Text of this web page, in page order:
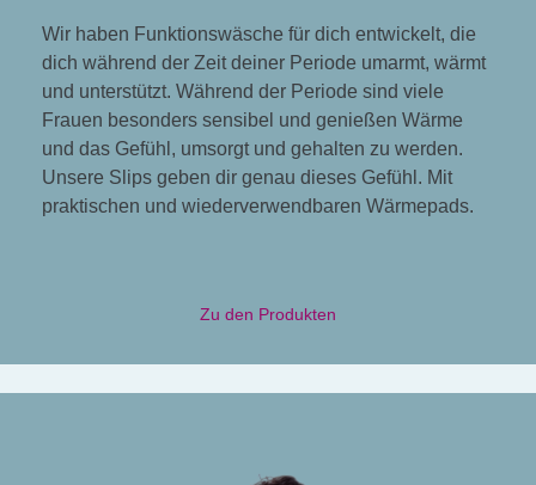
Wir haben Funktionswäsche für dich entwickelt, die
dich während der Zeit deiner Periode umarmt, wärmt
und unterstützt. Während der Periode sind viele
Frauen besonders sensibel und genießen Wärme
und das Gefühl, umsorgt und gehalten zu werden.
Unsere Slips geben dir genau dieses Gefühl. Mit
praktischen und wiederverwendbaren Wärmepads.
Zu den Produkten